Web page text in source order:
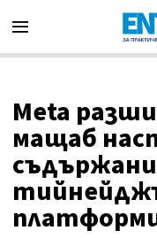
Meta
мащаб